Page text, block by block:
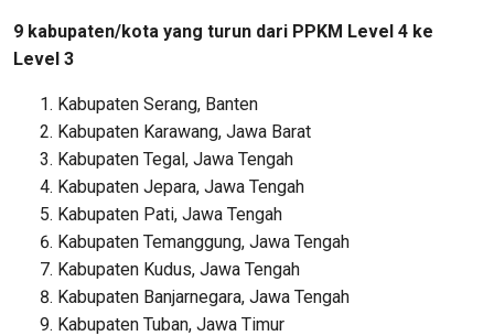
9 kabupaten/kota yang turun dari PPKM Level 4 ke
Level 3
Kabupaten Serang, Banten
Kabupaten Karawang, Jawa Barat
Kabupaten Tegal, Jawa Tengah
Kabupaten Jepara, Jawa Tengah
Kabupaten Pati, Jawa Tengah
Kabupaten Temanggung, Jawa Tengah
Kabupaten Kudus, Jawa Tengah
Kabupaten Banjarnegara, Jawa Tengah
Kabupaten Tuban, Jawa Timur